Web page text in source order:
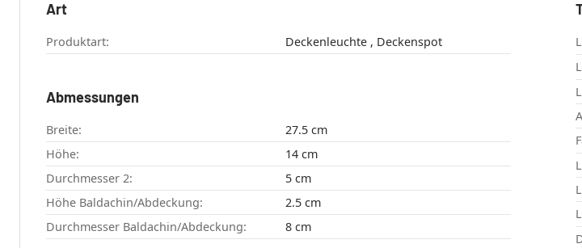
Art
Produktart: Deckenleuchte , Deckenspot
Abmessungen
Breite:
27.5 cm
Höhe:
14 cm
Durchmesser 2:
5 cm
Höhe Baldachin/Abdeckung:
2.5 cm
Durchmesser Baldachin/Abdeckung:
8 cm